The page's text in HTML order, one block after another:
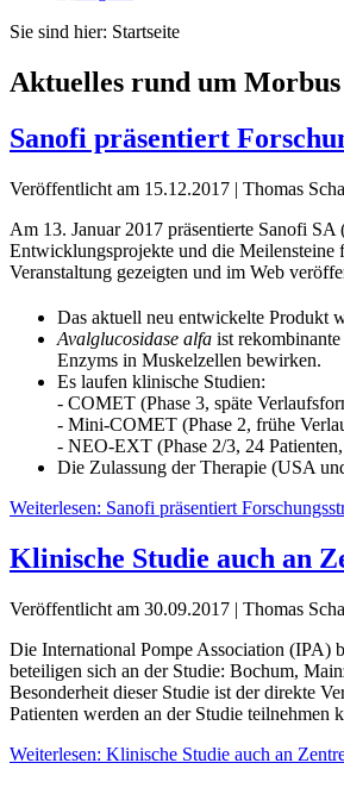
Sie sind hier: Startseite
Aktuelles rund um Morbus
Sanofi präsentiert
Veröffentlicht am 15.12.2017 | Thomas
Am 13. Januar 2017 präsentierte Sanofi
Entwicklungsprojekte und die Meilensteine
Veranstaltung gezeigten und im Web
Das aktuell neu entwickelte Produkt
Avalglucosidase alfa ist
Enzyms in Muskelzellen bewirken.
Es laufen klinische Studien:
- COMET (Phase 3, späte
- Mini-COMET (Phase 2, frühe
- NEO-EXT (Phase 2/3, 24
Die Zulassung der Therapie (USA
Weiterlesen: Sanofi präsentiert
Klinische Studie auch an
Veröffentlicht am 30.09.2017 | Thomas
Die International Pompe Association (IPA)
beteiligen sich an der Studie: Bochum,
Besonderheit dieser Studie ist der direkte
Patienten werden an der Studie teilnehmen
Weiterlesen: Klinische Studie auch an